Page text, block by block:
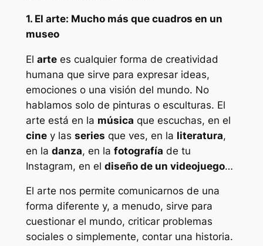
1. El arte: Mucho más que cuadros en un
museo
El artees cualquier forma de creatividad
humana que sirve para expresar ideas,
emociones o una visión del mundo. No
hablamos solo de pinturas o esculturas. El
arte está en la música que escuchas, en el
ciney las series que ves, en la literatura,
en la danza, en la fotografía de tu
Instagram, en el diseño de un videojuego…
El arte nos permite comunicarnos de una
forma diferente y, a menudo, sirve para
cuestionar el mundo, criticar problemas
sociales o simplemente, contar una historia.